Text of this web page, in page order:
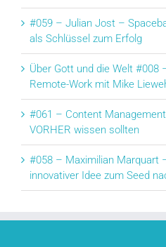
#059 – Julian Jost –
als Schlüssel zum Erfolg
Über Gott und die Welt #008
Remote-Work mit Mike
#061 – Content
VORHER wissen sollten
#058 – Maximilian Marquart
innovativer Idee zum Seed